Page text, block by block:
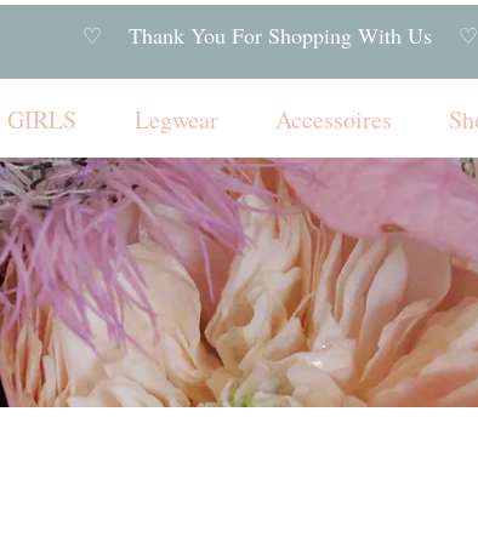
♡ Thank You For Shopping With Us
GIRLS Legwear Accessoires